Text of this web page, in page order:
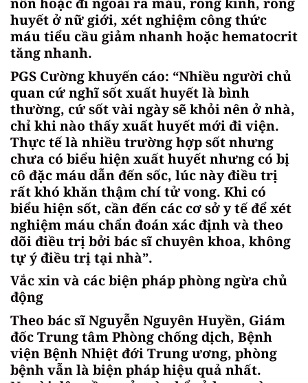
huyết ở nữ giới, xét nghiệm công thức
máu tiểu cầu giảm nhanh hoặc hematocrit
tăng nhanh.
PGS Cường khuyến cáo: “Nhiều người chủ
quan cứ nghĩ sốt xuất huyết là bình
thường, cứ sốt vài ngày sẽ khỏi nên ở nhà,
chỉ khi nào thấy xuất huyết mới đi viện.
Thực tế là nhiều trường hợp sốt nhưng
chưa có biểu hiện xuất huyết nhưng có bị
cô đặc máu dẫn đến sốc, lúc này điều trị
rất khó khăn thậm chí tử vong. Khi có
biểu hiện sốt, cần đến các cơ sở y tế để xét
nghiệm máu chẩn đoán xác định và theo
dõi điều trị bởi bác sĩ chuyên khoa, không
tự ý điều trị tại nhà”.
Vắc xin và các biện pháp phòng ngừa chủ
động
Theo bác sĩ Nguyễn Nguyên Huyền, Giám
đốc Trung tâm Phòng chống dịch, Bệnh
viện Bệnh Nhiệt đới Trung ương, phòng
bệnh vẫn là biện pháp hiệu quả nhất.